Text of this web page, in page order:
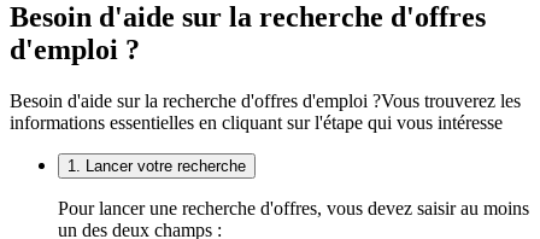
Besoin d'aide sur la recherche d'offres
d'emploi ?
Besoin d'aide sur la recherche d'offres d'emploi ?Vous trouverez les
informations essentielles en cliquant sur l'étape qui vous intéresse
1. Lancer votre recherche
Pour lancer une recherche d'offres, vous devez saisir au moins
un des deux champs :